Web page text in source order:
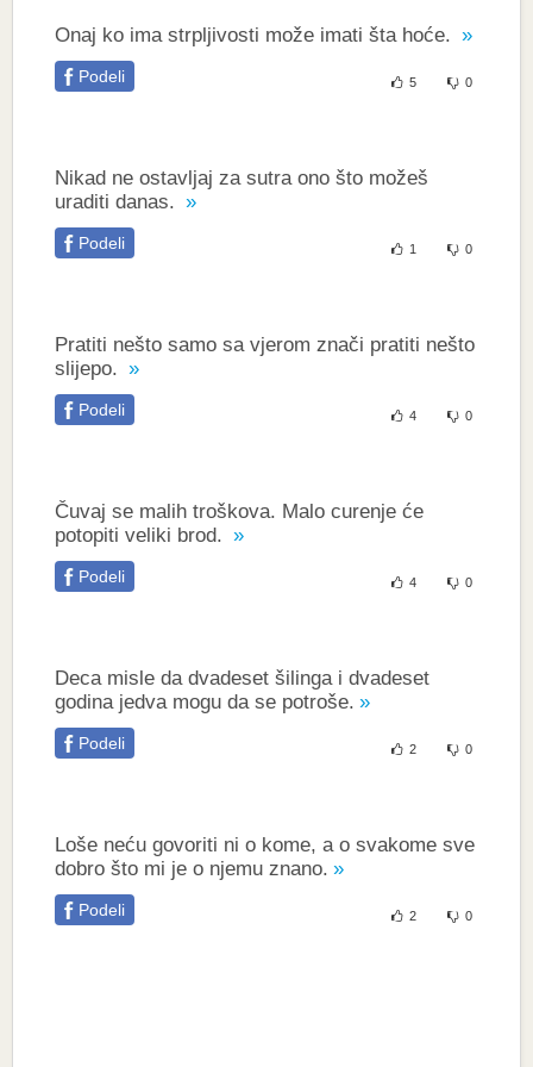
Onaj ko ima strpljivosti može imati šta hoće.
Podeli 5 0
Nikad ne ostavljaj za sutra ono što možeš
uraditi danas.
Podeli 1 0
Pratiti nešto samo sa vjerom znači pratiti nešto
slijepo.
Podeli 4 0
Čuvaj se malih troškova. Malo curenje će
potopiti veliki brod.
Podeli 4 0
Deca misle da dvadeset šilinga i dvadeset
godina jedva mogu da se potroše.
Podeli 2 0
Loše neću govoriti ni o kome, a o svakome sve
dobro što mi je o njemu znano.
Podeli 2 0